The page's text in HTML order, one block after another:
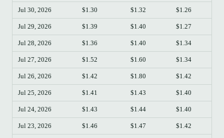
Jul 30, 2026 $1.30 $1.32 $1.26
Jul 29, 2026 $1.39 $1.40 $1.27
Jul 28, 2026 $1.36 $1.40 $1.34
Jul 27, 2026 $1.52 $1.60 $1.34
Jul 26, 2026 $1.42 $1.80 $1.42
Jul 25, 2026 $1.41 $1.43 $1.40
Jul 24, 2026 $1.43 $1.44 $1.40
Jul 23, 2026 $1.46 $1.47 $1.42